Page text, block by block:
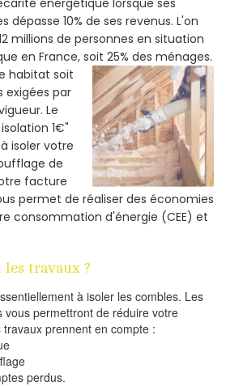
dépasse 10% de ses revenus. L'on
millions de personnes en situation
en France, soit 25% des ménages.
habitat soit
exigées par
Le
1€"
à isoler votre
de
facture
permet de réaliser des économies
consommation d'énergie (CEE) et
travaux ?
à isoler les combles. Les
vous permettront de réduire votre
prennent en compte :
perdus.